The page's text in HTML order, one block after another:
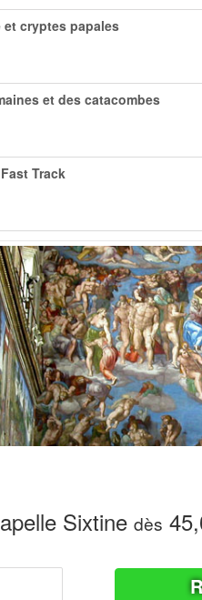
et cryptes papales
et des catacombes
Track
Sixtine dès